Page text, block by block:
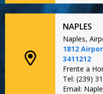
NAPLES
Naples,
1812
3411212
Frente a
Tel: (239)
Email: